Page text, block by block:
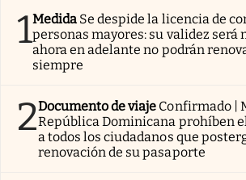
1Medida Se despide la licencia de
personas mayores: su validez será
ahora en adelante no podrán
siempre
2Documento de viaje Confirmado |
República Dominicana prohíben
a todos los ciudadanos que
renovación de su pasaporte